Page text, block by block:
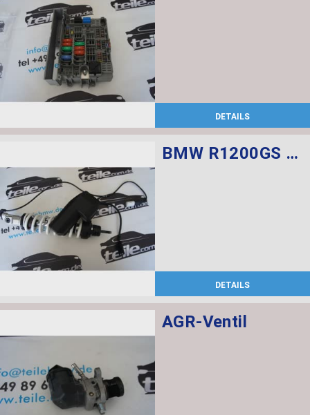
DETAILS
BMW R1200GS Federbein vorn ESA
DETAILS
AGR-Ventil